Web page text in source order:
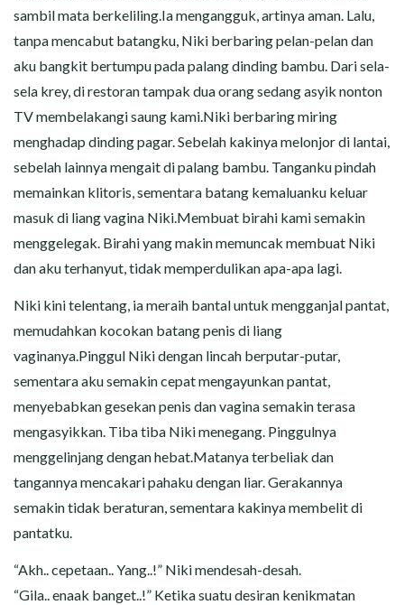
sambil mata berkeliling.Ia mengangguk, artinya aman. Lalu,
tanpa mencabut batangku, Niki berbaring pelan-pelan dan
aku bangkit bertumpu pada palang dinding bambu. Dari sela-
sela krey, di restoran tampak dua orang sedang asyik nonton
TV membelakangi saung kami.Niki berbaring miring
menghadap dinding pagar. Sebelah kakinya melonjor di lantai,
sebelah lainnya mengait di palang bambu. Tanganku pindah
memainkan klitoris, sementara batang kemaluanku keluar
masuk di liang vagina Niki.Membuat birahi kami semakin
menggelegak. Birahi yang makin memuncak membuat Niki
dan aku terhanyut, tidak memperdulikan apa-apa lagi.
Niki kini telentang, ia meraih bantal untuk mengganjal pantat,
memudahkan kocokan batang penis di liang
vaginanya.Pinggul Niki dengan lincah berputar-putar,
sementara aku semakin cepat mengayunkan pantat,
menyebabkan gesekan penis dan vagina semakin terasa
mengasyikkan. Tiba tiba Niki menegang. Pinggulnya
menggelinjang dengan hebat.Matanya terbeliak dan
tangannya mencakari pahaku dengan liar. Gerakannya
semakin tidak beraturan, sementara kakinya membelit di
pantatku.
“Akh.. cepetaan.. Yang..!” Niki mendesah-desah.
“Gila.. enaak banget..!” Ketika suatu desiran kenikmatan